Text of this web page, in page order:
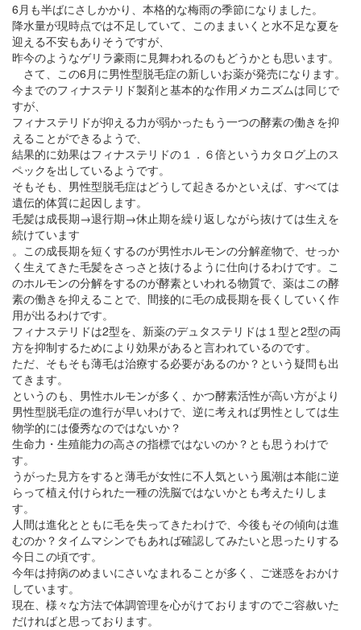
6月も半ばにさしかかり、本格的な梅雨の季節になりました。
降水量が現時点では不足していて、このままいくと水不足な夏を
迎える不安もありそうですが、
昨今のようなゲリラ豪雨に見舞われるのもどうかとも思います。
さて、この6月に男性型脱毛症の新しいお薬が発売になります。
今までのフィナステリド製剤と基本的な作用メカニズムは同じで
すが、
フィナステリドが抑える力が弱かったもう一つの酵素の働きを抑
えることができるようで、
結果的に効果はフィナステリドの１．６倍というカタログ上のス
ペックを出しているようです。
そもそも、男性型脱毛症はどうして起きるかといえば、すべては
遺伝的体質に起因します。
毛髪は成長期→退行期→休止期を繰り返しながら抜けては生えを
続けています
。この成長期を短くするのが男性ホルモンの分解産物で、せっか
く生えてきた毛髪をさっさと抜けるように仕向けるわけです。こ
のホルモンの分解をするのが酵素といわれる物質で、薬はこの酵
素の働きを抑えることで、間接的に毛の成長期を長くしていく作
用が出るわけです。
フィナステリドは2型を、新薬のデュタステリドは１型と2型の両
方を抑制するためにより効果があると言われているのです。
ただ、そもそも薄毛は治療する必要があるのか？という疑問も出
てきます。
というのも、男性ホルモンが多く、かつ酵素活性が高い方がより
男性型脱毛症の進行が早いわけで、逆に考えれば男性としては生
物学的には優秀なのではないか？
生命力・生殖能力の高さの指標ではないのか？とも思うわけで
す。
うがった見方をすると薄毛が女性に不人気という風潮は本能に逆
らって植え付けられた一種の洗脳ではないかとも考えたりしま
す。
人間は進化とともに毛を失ってきたわけで、今後もその傾向は進
むのか？タイムマシンでもあれば確認してみたいと思ったりする
今日この頃です。
今年は持病のめまいにさいなまれることが多く、ご迷惑をおかけ
しています。
現在、様々な方法で体調管理を心がけておりますのでご容赦いた
だければと思っております。